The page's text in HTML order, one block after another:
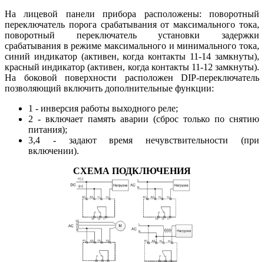
На лицевой панели прибора расположены: поворотный
переключатель порога срабатывания от максимального тока,
поворотный переключатель установки задержки
срабатывания в режиме максимального и минимального тока,
синий индикатор (активен, когда контакты 11-14 замкнуты),
красный индикатор (активен, когда контакты 11-12 замкнуты).
На боковой поверхности расположен DIP-переключатель
позволяющий включить дополнительные функции:
1 - инверсия работы выходного реле;
2 - включает память аварии (сброс только по снятию
питания);
3,4 - задают время нечувствительности (при
включении).
СХЕМА ПОДКЛЮЧЕНИЯ